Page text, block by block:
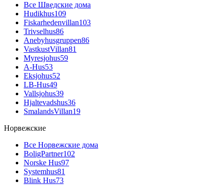
Все Шведские дома
Hudikhus109
Fiskarhedenvillan103
Trivselhus86
Anebyhusgruppen86
VastkustVillan81
Myresjohus59
A-Hus53
Eksjohus52
LB-Hus49
Vallsjohus39
Hjaltevadshus36
SmalandsVillan19
Норвежские
Все Норвежские дома
BoligPartner102
Norske Hus97
Systemhus81
Blink Hus73